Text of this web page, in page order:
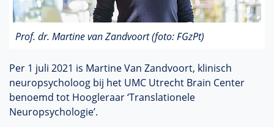
Prof. dr. Martine van Zandvoort (foto: FGzPt)
Per 1 juli 2021 is Martine Van Zandvoort, klinisch
neuropsycholoog bij het UMC Utrecht Brain Center
benoemd tot Hoogleraar ‘Translationele
Neuropsychologie’.